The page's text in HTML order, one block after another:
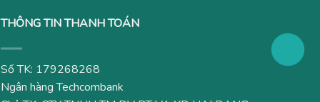
THÔNG TIN THANH TOÁN
Số TK: 179268268
Ngân hàng Techcombank